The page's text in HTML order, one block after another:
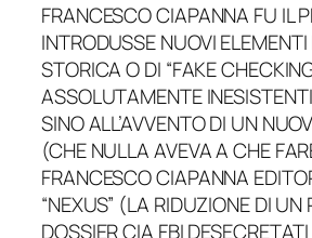
FRANCESCO CIAPANNA FU IL
INTRODUSSE NUOVI
STORICA O DI “FAKE
ASSOLUTAMENTE
SINO ALL’AVVENTO DI UN
(CHE NULLA AVEVA A CHE
FRANCESCO CIAPANNA
“NEXUS” (LA RIDUZIONE DI UN
DOSSIER CIA FBI